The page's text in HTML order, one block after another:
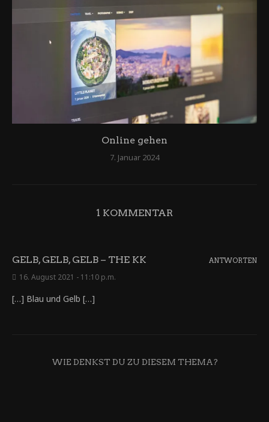
Online gehen
7. Januar 2024
1 KOMMENTAR
GELB, GELB, GELB – THE KK
16. August 2021 - 11:10 p.m.
[…] Blau und Gelb […]
ANTWORTEN
WIE DENKST DU ZU DIESEM THEMA?